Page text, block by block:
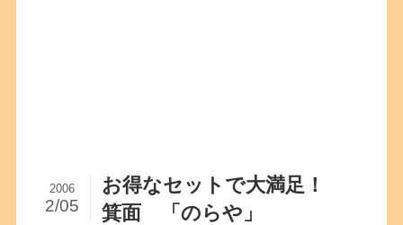
お得なセットで大満足！
箕面 「のらや」
2006
2/05